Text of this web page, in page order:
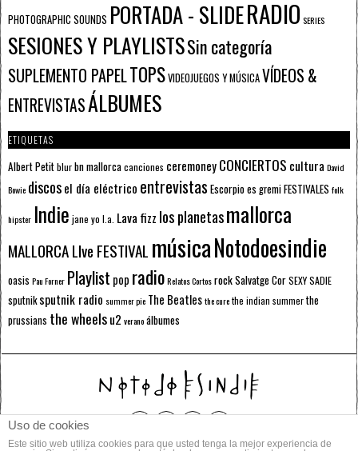
PHOTOGRAPHIC SOUNDS PORTADA - SLIDERADIO SERIES
SESIONES Y PLAYLISTSSin categoría
SUPLEMENTO PAPELTOPSVIDEOJUEGOS Y MÚSICAVÍDEOS &
ENTREVISTASÁLBUMES
ETIQUETAS
Albert Petitblurbn mallorcacanciones ceremoneyCONCIERTOS cultura David
Bowie discosel día eléctrico entrevistas Escorpioes gremiFESTIVALES folk
hipster Indie jane yo l.a. Lava fizz los planetasmallorca
MALLORCA LIve FESTIVAL músicaNotodoesindie
oasis Pau Forner Playlist pop radioRelatos CortosrockSalvatge CorSEXY SADIE
sputnik sputnik radio summer pie The Beatlesthe curethe indian summerthe
prussians the wheelsu2 veranoálbumes
Uso de cookies
Este sitio web utiliza cookies para que usted tenga la mejor experiencia de